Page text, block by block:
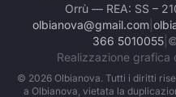
Orrù — REA: SS –
olbianova@gmail.com
366 5010055|
Realizzazione
© 2026Olbianova. Tutti i diritti
a Olbianova, vietata la